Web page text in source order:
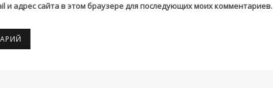
и адрес сайта в этом браузере для последующих моих комментариев.